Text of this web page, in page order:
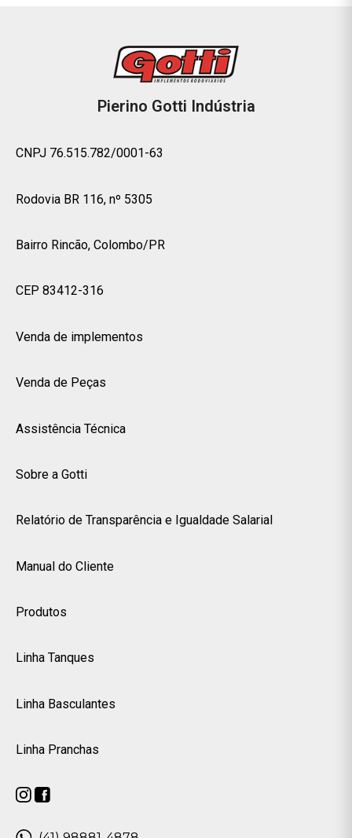
Pierino Gotti Indústria
CNPJ 76.515.782/0001-63
Rodovia BR 116, nº 5305
Bairro Rincão, Colombo/PR
CEP 83412-316
Venda de implementos
Venda de Peças
Assistência Técnica
Sobre a Gotti
Relatório de Transparência e Igualdade Salarial
Manual do Cliente
Produtos
Linha Tanques
Linha Basculantes
Linha Pranchas